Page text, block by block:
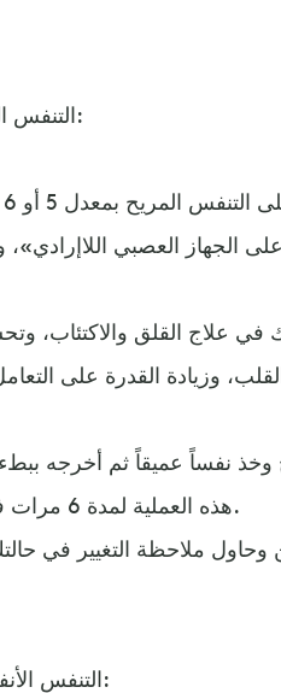
- التنفس المتماسك:
علاج القلق والاكتئاب،
نفساً عميقاً ثم أخرجه
هذه العملية لمدة 6 مرات في الدقيقة.
- التنفس الأنفي البديل: